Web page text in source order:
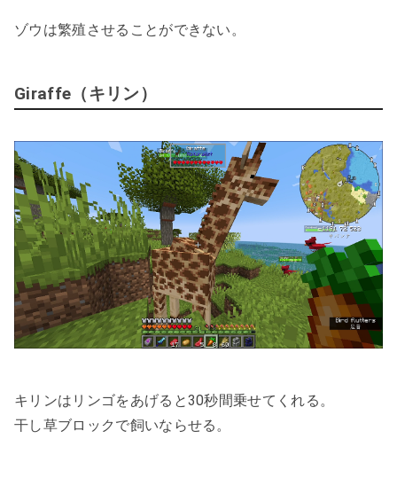
ゾウは繁殖させることができない。
Giraffe（キリン）
キリンはリンゴをあげると30秒間乗せてくれる。
干し草ブロックで飼いならせる。